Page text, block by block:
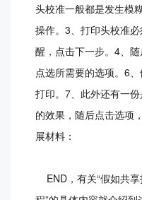
头校准一般都是发生模
操作。3、打印头校准
醒，点击下一步。4、
点选所需要的选项。6
打印。7、此外还有一
的效果，随后点击选项
展材料：
END，有关“假如共